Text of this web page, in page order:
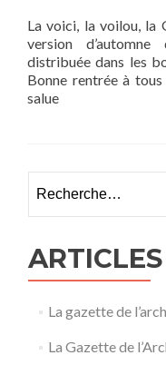
La voici, la voilou, la
version
distribuée dans les
Bonne rentrée à
salue
La gazette de
La Gazette de